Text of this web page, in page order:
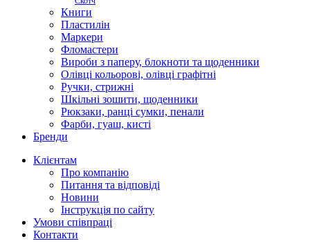
Книги
Пластилін
Маркери
Фломастери
Вироби з паперу, блокноти та щоденники
Олівці кольорові, олівці графітні
Ручки, стрижні
Шкільні зошити, щоденники
Рюкзаки, ранці сумки, пенали
Фарби, гуаш, кисті
Бренди
Клієнтам
Про компанію
Питання та відповіді
Новини
Інструкція по сайту
Умови співпраці
Контакти